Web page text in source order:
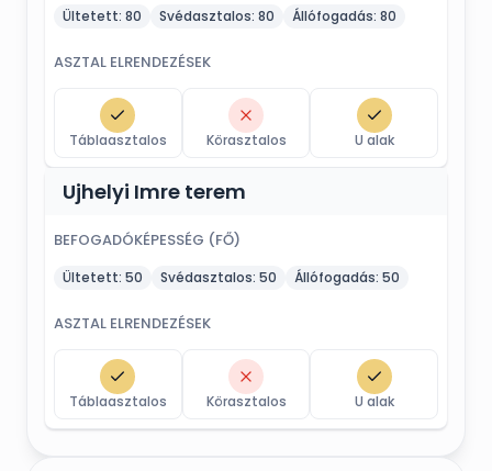
Ültetett: 80 Svédasztalos: 80 Állófogadás: 80
ASZTAL ELRENDEZÉSEK
Táblaasztalos Körasztalos U alak
Ujhelyi Imre terem
BEFOGADÓKÉPESSÉG (FŐ)
Ültetett: 50 Svédasztalos: 50 Állófogadás: 50
ASZTAL ELRENDEZÉSEK
Táblaasztalos Körasztalos U alak